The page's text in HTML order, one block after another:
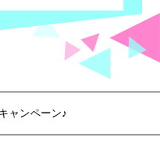
ャンペーン♪